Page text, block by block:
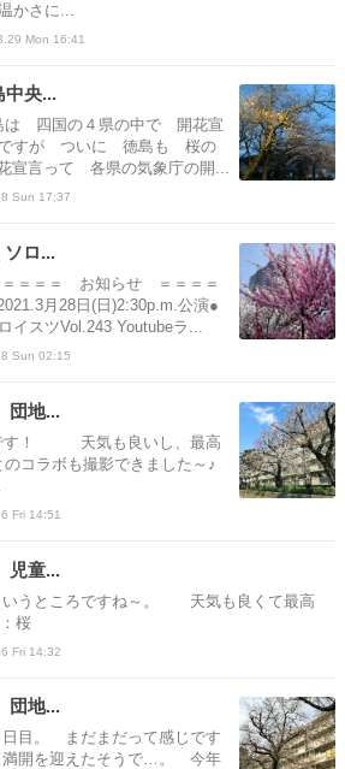
かさに...
Mon 16:41
央...
は 四国の４県の中で 開花宣
ですが ついに 徳島も 桜の
言って 各県の気象庁の開...
Sun 17:37
ロ...
＝＝＝ お知らせ ＝＝＝＝
月28日(日)2:30p.m.公演●
イスツVol.243 Youtubeラ...
Sun 02:15
団地...
す！ 天気も良いし、最高
ラボも撮影できました～♪
Fri 14:51
児童...
うところですね～。 天気も良くて最高
桜
Fri 14:32
団地...
目。 まだまだって感じです
満開を迎えたそうで…。 今年